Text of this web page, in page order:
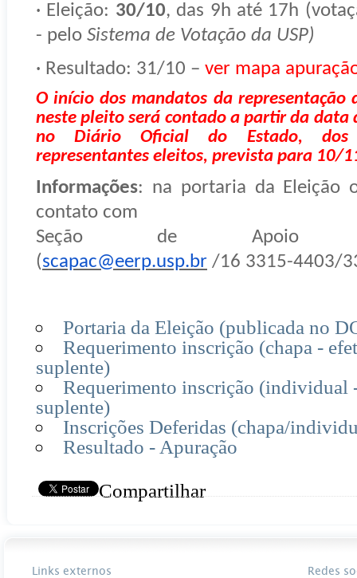
· Eleição: 30/10, das 9h até 17h
- pelo Sistema de Votação da USP)
· Resultado: 31/10 – ver mapa
O início dos mandatos da representação
neste pleito será contado a partir da data
no Diário Oficial do Estado, dos
representantes eleitos, prevista para 10/
Informações: na portaria da Eleição
contato com
Seção de Apoio
(scapac@eerp.usp.br /16 3315-4403/
Portaria da Eleição (publicada no
Requerimento inscrição (chapa -
suplente)
Requerimento inscrição (individual
suplente)
Inscrições Deferidas (chapa/
Resultado - Apuração
Compartilhar
Links externos Redes